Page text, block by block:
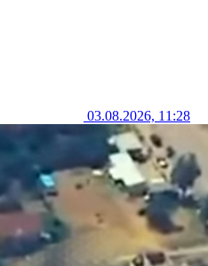
03.08.2026, 11:28